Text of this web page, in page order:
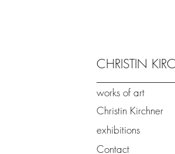
CHRISTIN
works of art
Christin Kirchner
exhibitions
Contact